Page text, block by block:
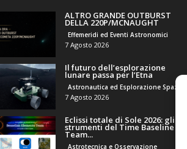
ALTRO GRANDE OUTBURST
DELLA 220P/MCNAUGHT
Effemeridi ed Eventi Astronomici
7 Agosto 2026
Il futuro dell’esplorazione
lunare passa per l’Etna
7 Agosto 2026
Eclissi totale di Sole 2026: gli
strumenti del Time Baseline
Team...
Astrotecnica e Osservazione